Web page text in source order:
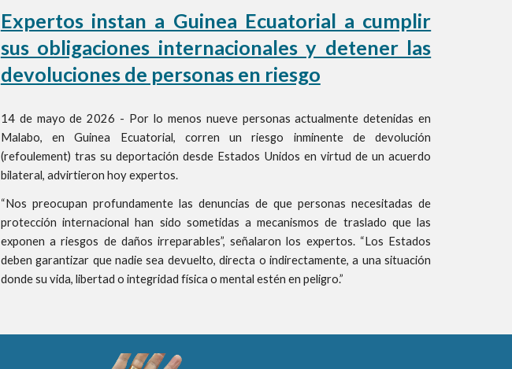
Expertos instan a Guinea Ecuatorial a cumplir
sus obligaciones internacionales y detener las
devoluciones de personas en riesgo
14 de mayo de 2026 - Por lo menos nueve personas actualmente detenidas en
Malabo, en Guinea Ecuatorial, corren un riesgo inminente de devolución
(refoulement) tras su deportación desde Estados Unidos en virtud de un acuerdo
bilateral, advirtieron hoy expertos.
“Nos preocupan profundamente las denuncias de que personas necesitadas de
protección internacional han sido sometidas a mecanismos de traslado que las
exponen a riesgos de daños irreparables”, señalaron los expertos. “Los Estados
deben garantizar que nadie sea devuelto, directa o indirectamente, a una situación
donde su vida, libertad o integridad física o mental estén en peligro.”